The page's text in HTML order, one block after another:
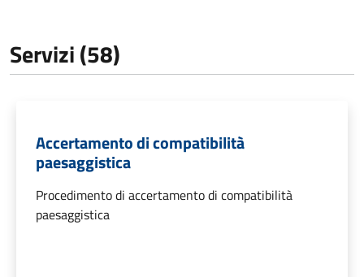
Servizi (58)
Accertamento di compatibilità
paesaggistica
Procedimento di accertamento di compatibilità
paesaggistica